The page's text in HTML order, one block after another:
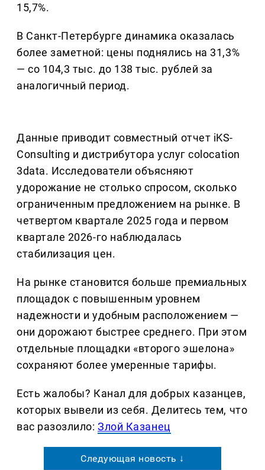
15,7%.
В Санкт-Петербурге динамика оказалась
более заметной: цены поднялись на 31,3%
— со 104,3 тыс. до 138 тыс. рублей за
аналогичный период.
Данные приводит совместный отчет iKS-
Consulting и дистрибутора услуг colocation
3data. Исследователи объясняют
удорожание не столько спросом, сколько
ограниченным предложением на рынке. В
четвертом квартале 2025 года и первом
квартале 2026-го наблюдалась
стабилизация цен.
На рынке становится больше премиальных
площадок с повышенным уровнем
надежности и удобным расположением —
они дорожают быстрее среднего. При этом
отдельные площадки «второго эшелона»
сохраняют более умеренные тарифы.
Есть жалобы? Канал для добрых казанцев,
которых вывели из себя. Делитеcь тем, что
вас разозлило:Злой Казанец
Следующая новость ↓